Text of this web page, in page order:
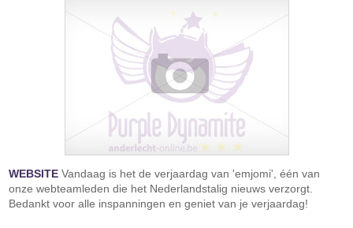
WEBSITE Vandaag is het de verjaardag van 'emjomi', één van
onze webteamleden die het Nederlandstalig nieuws verzorgt.
Bedankt voor alle inspanningen en geniet van je verjaardag!